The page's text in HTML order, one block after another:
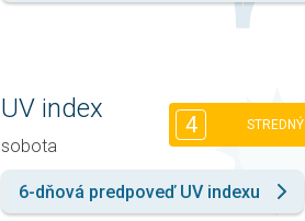
UV index
sobota
4 STREDNÝ
6-dňová predpoveď UV indexu